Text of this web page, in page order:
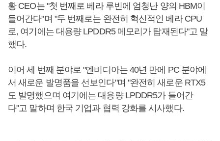
황 CEO는 "첫 번째로 베라 루빈에 엄청난 양의 HBM이
들어간다"며 "두 번째로는 완전히 혁신적인 베라 CPU
로, 여기에는 대용량 LPDDR5 메모리가 탑재된다"고 말
했다.
이어 세 번째 분야로 "엔비디아는 40년 만에 PC 분야에
서 새로운 발명품을 선보인다"며 "완전히 새로운 RTX5
도 발명했으며 여기에는 대용량 LPDDR5가 들어간
다"고 말하며 한국 기업과 협력 강화를 시사했다.